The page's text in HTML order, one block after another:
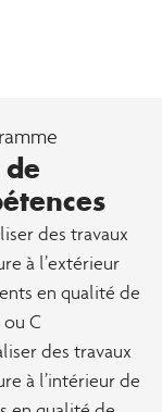
des travaux
à l’extérieur
en qualité de
C
des travaux
à l’intérieur de